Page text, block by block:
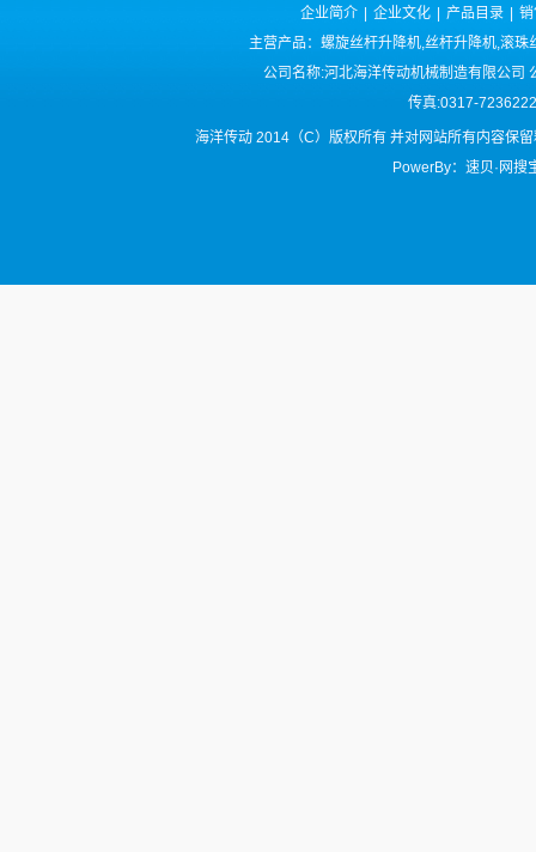
企业简介 企业文化 产品目录
主营产品：螺旋丝杆升降机,丝杆升降机,滚
公司名称:河北海洋传动机械制造有限公
传真:0317-
海洋传动 2014（C）版权所有 并对网站所有内容保
PowerBy：速贝·网搜